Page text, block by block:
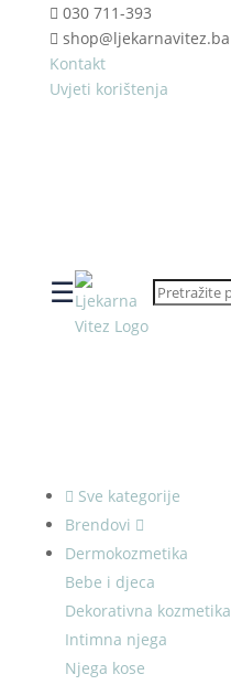
030 711-393
shop@ljekarnavitez.ba
Kontakt
Uvjeti korištenja
☰
Sve kategorije
Brendovi
Dermokozmetika
Bebe i djeca
Dekorativna kozmetika
Intimna njega
Njega kose